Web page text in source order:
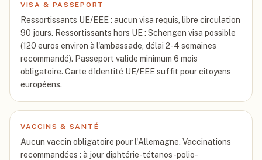
VISA & PASSEPORT
Ressortissants UE/EEE : aucun visa requis, libre circulation
90 jours. Ressortissants hors UE : Schengen visa possible
(120 euros environ à l'ambassade, délai 2-4 semaines
recommandé). Passeport valide minimum 6 mois
obligatoire. Carte d'identité UE/EEE suffit pour citoyens
européens.
VACCINS & SANTÉ
Aucun vaccin obligatoire pour l'Allemagne. Vaccinations
recommandées : à jour diphtérie-tétanos-polio-